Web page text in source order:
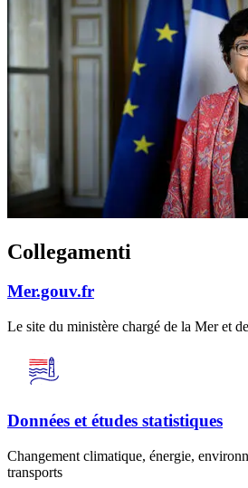
Collegamenti
Mer.gouv.fr
Le site du ministère chargé de la Mer et
Données et études statistiques
Changement climatique, énergie,
transports